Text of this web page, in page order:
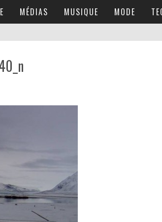
MÉDIAS MUSIQUE MODE